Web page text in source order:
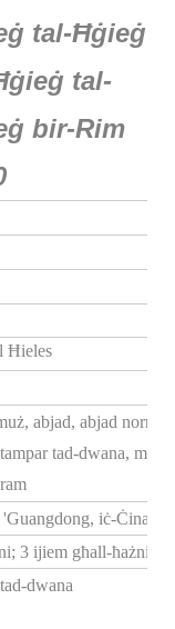
Ħieles
abjad, abjad
tad-dwana,
iċ-Ċina
3 ijiem għall-ħażniet
dwana